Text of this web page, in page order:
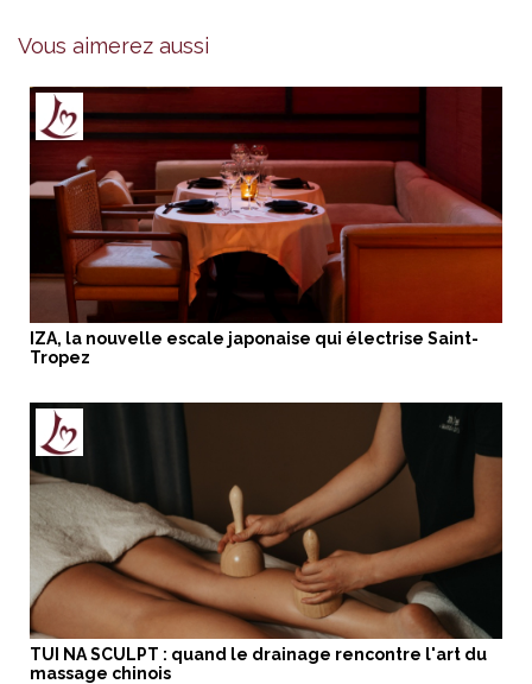
Vous aimerez aussi
IZA, la nouvelle escale japonaise qui électrise Saint-
Tropez
TUI NA SCULPT : quand le drainage rencontre l'art du
massage chinois